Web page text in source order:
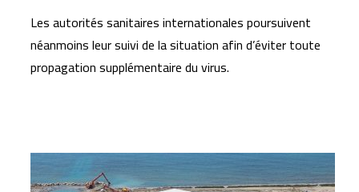
Les autorités sanitaires internationales poursuivent
néanmoins leur suivi de la situation afin d’éviter toute
propagation supplémentaire du virus.